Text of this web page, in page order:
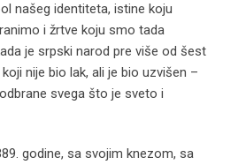
našeg identiteta, istine koju
i žrtve koju smo tada
je srpski narod pre više od šest
nije bio lak, ali je bio uzvišen –
svega što je sveto i
godine, sa svojim knezom, sa